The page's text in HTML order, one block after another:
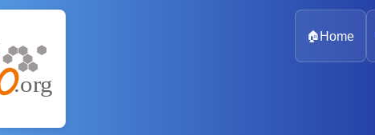
🏠 Home